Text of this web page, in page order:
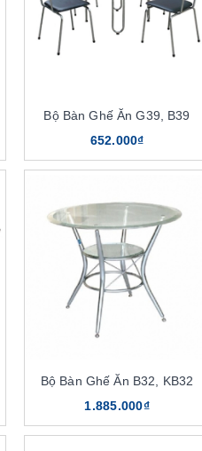
Bộ Bàn Ghế Ăn G39, B39
652.000₫
Bộ Bàn Ghế Ăn B32, KB32
1.885.000₫